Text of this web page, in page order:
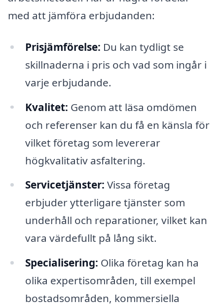
med att jämföra erbjudanden:
Prisjämförelse: Du kan tydligt se
skillnaderna i pris och vad som ingår i
varje erbjudande.
Kvalitet: Genom att läsa omdömen
och referenser kan du få en känsla för
vilket företag som levererar
högkvalitativ asfaltering.
Servicetjänster: Vissa företag
erbjuder ytterligare tjänster som
underhåll och reparationer, vilket kan
vara värdefullt på lång sikt.
Specialisering: Olika företag kan ha
olika expertisområden, till exempel
bostadsområden, kommersiella